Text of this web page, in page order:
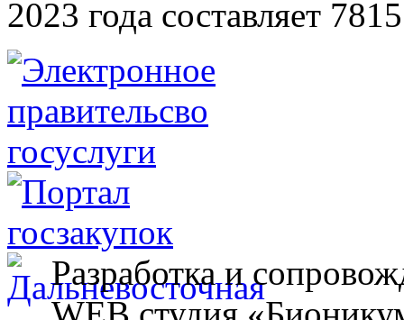
2023 года составляет
Разработка и